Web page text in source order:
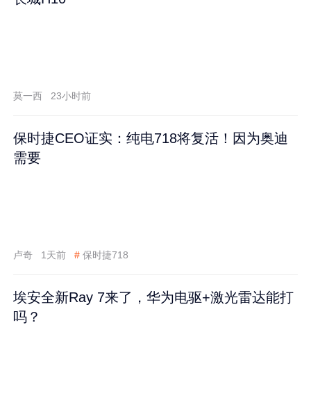
莫一西 23小时前
保时捷CEO证实：纯电718将复活！因为奥迪
需要
卢奇 1天前 # 保时捷718
埃安全新Ray 7来了，华为电驱+激光雷达能打
吗？